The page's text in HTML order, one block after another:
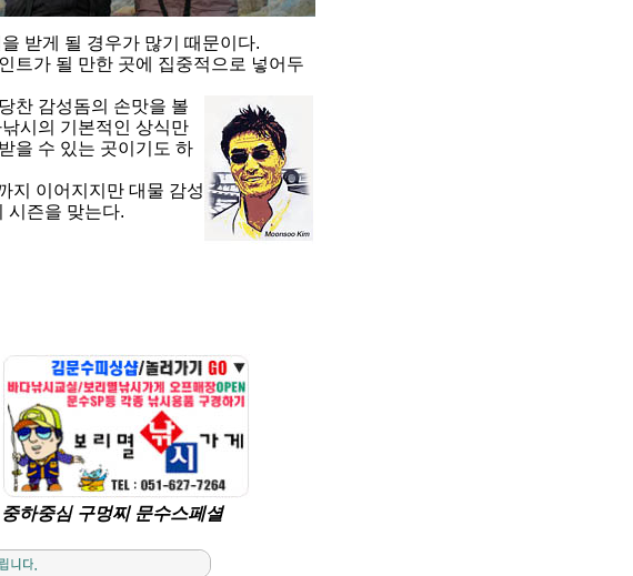
받게 될 경우가 많기 때문이다.
트가 될 만한 곳에 집중적으로 넣어두
찬 감성돔의 손맛을 볼
시의 기본적인 상식만
을 수 있는 곳이기도 하
지 이어지지만 대물 감성
시즌을 맞는다.
중하중심 구멍찌 문수스페셜